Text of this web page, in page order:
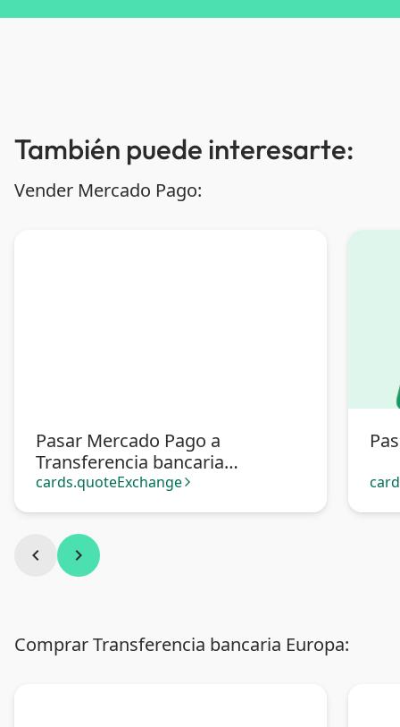
También puede interesarte:
Vender Mercado Pago:
Pasar Mercado Pago a
Transferencia bancaria
Argentina
cards.quoteExchange arrow_forward_ios
chevron_left chevron_right
Comprar Transferencia bancaria Europa: